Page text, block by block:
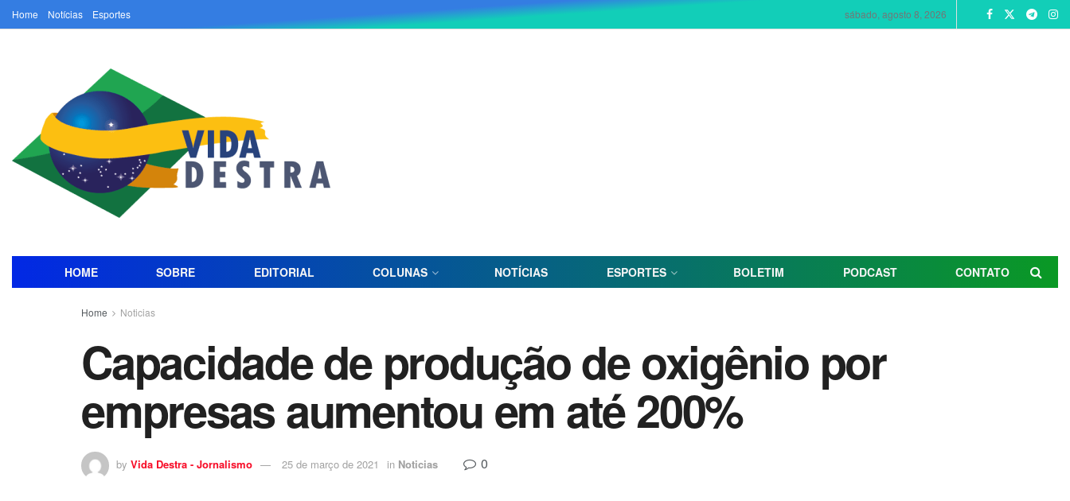
Home Notícias Esportes sábado, agosto 8, 2026
HOME SOBRE EDITORIAL COLUNAS NOTÍCIAS ESPORTES BOLETIM PODCAST CONTATO
Home Noticias
Capacidade de produção de oxigênio por
empresas aumentou em até 200%
by Vida Destra - Jornalismo 25 de março de 2021 in Noticias 0